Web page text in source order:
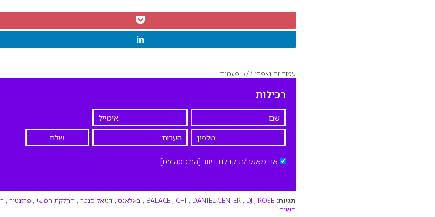
עמוד זה נצפה: 577 פעמים
רכילות
אני מאשר/ת קבלת דיוור [recaptcha]
תגיות: BALACE , CHI , DANIEL CENTER , DJ , ROSE
, באלאנס , דניאל סנטר , החלקת המשי , פרזנטור ,
השנה